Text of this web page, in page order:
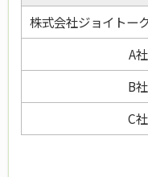
株式会社ジョイトー
A社
B社
C社